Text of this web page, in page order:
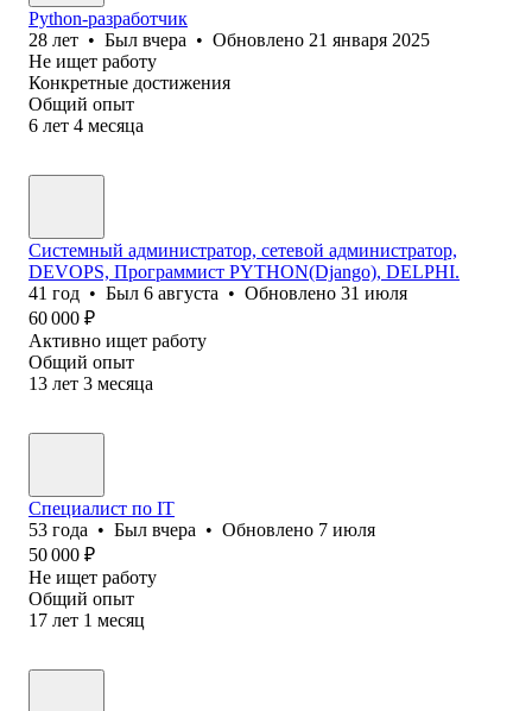
Python-разработчик
28 лет • Был вчера • Обновлено 21 января 2025
Не ищет работу
Конкретные достижения
Общий опыт
6 лет 4 месяца
Системный администратор, сетевой администратор,
DEVOPS, Программист PYTHON(Django), DELPHI.
41 год • Был 6 августа • Обновлено 31 июля
60 000 ₽
Активно ищет работу
Общий опыт
13 лет 3 месяца
Специалист по IT
53 года • Был вчера • Обновлено 7 июля
50 000 ₽
Не ищет работу
Общий опыт
17 лет 1 месяц